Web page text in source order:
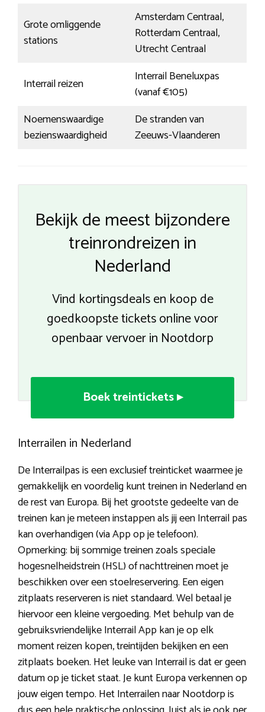
Grote omliggende
stations
Amsterdam Centraal,
Rotterdam Centraal,
Utrecht Centraal
Interrail reizen
Interrail Beneluxpas
(vanaf €105)
Noemenswaardige
bezienswaardigheid
De stranden van
Zeeuws-Vlaanderen
Bekijk de meest bijzondere
treinrondreizen in
Nederland
Vind kortingsdeals en koop de
goedkoopste tickets online voor
openbaar vervoer in Nootdorp
Boek treintickets ▸
Interrailen in Nederland
De Interrailpas is een exclusief treinticket waarmee je
gemakkelijk en voordelig kunt treinen in Nederland en
de rest van Europa. Bij het grootste gedeelte van de
treinen kan je meteen instappen als jij een Interrail pas
kan overhandigen (via App op je telefoon).
Opmerking: bij sommige treinen zoals speciale
hogesnelheidstrein (HSL) of nachttreinen moet je
beschikken over een stoelreservering. Een eigen
zitplaats reserveren is niet standaard. Wel betaal je
hiervoor een kleine vergoeding. Met behulp van de
gebruiksvriendelijke Interrail App kan je op elk
moment reizen kopen, treintijden bekijken en een
zitplaats boeken. Het leuke van Interrail is dat er geen
datum op je ticket staat. Je kunt Europa verkennen op
jouw eigen tempo. Het Interrailen naar Nootdorp is